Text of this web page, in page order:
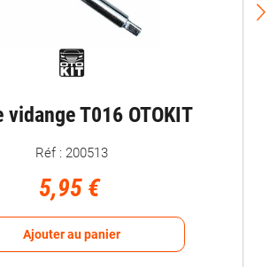
vidange T016 OTOKIT
Réf : 200513
5,95 €
Ajouter au panier